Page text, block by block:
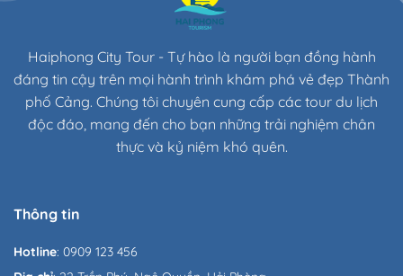
Haiphong City Tour - Tự hào là người bạn đồng hành
đáng tin cậy trên mọi hành trình khám phá vẻ đẹp Thành
phố Cảng. Chúng tôi chuyên cung cấp các tour du lịch
độc đáo, mang đến cho bạn những trải nghiệm chân
thực và kỷ niệm khó quên.
Thông tin
Hotline: 0909 123 456